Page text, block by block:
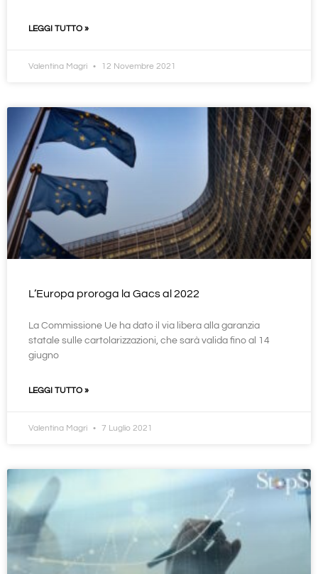
LEGGI TUTTO »
Valentina Magri 12 Novembre 2021
L’Europa proroga la Gacs al 2022
La Commissione Ue ha dato il via libera alla garanzia
statale sulle cartolarizzazioni, che sarà valida fino al 14
giugno
LEGGI TUTTO »
Valentina Magri 7 Luglio 2021